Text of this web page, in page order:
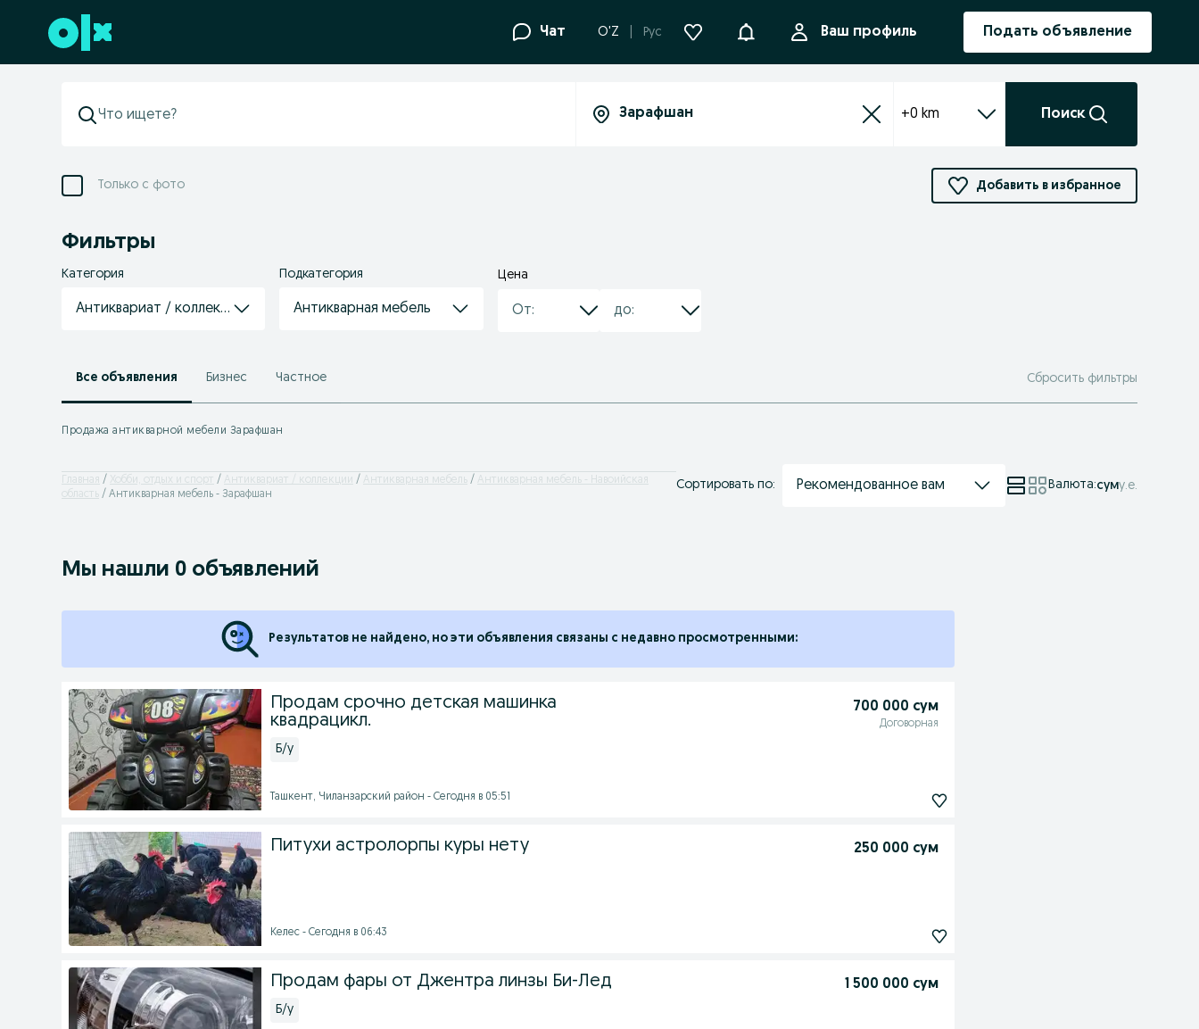
Перейти к нижнему колонтитулу Чат O'Z Рус УведомленияВаш профиль Подать объявление
+0 km Поиск
Только с фото Добавить в избранное
Фильтры
Категория
Антиквариат / коллекции
Подкатегория
Антикварная мебель
Цена
Все объявления Бизнес Частное Сбросить фильтры
Продажа антикварной мебели Зарафшан
Главная Хобби, отдых и спорт Антиквариат / коллекции Антикварная мебель
Антикварная мебель - Навоийская
область
Антикварная мебель - Зарафшан
Сортировать по: Рекомендованное вам Валюта:суму.е.
Мы нашли 0 объявлений
Результатов не найдено, но эти объявления связаны с недавно просмотренными:
Продам срочно детская машинка
квадрацикл.
700 000 сум
Договорная
Б/у
Ташкент, Чиланзарский район - Сегодня в 05:51
Питухи астролорпы куры нету 250 000 сум
Келес - Сегодня в 06:43
Продам фары от Джентра линзы Би-Лед 1 500 000 сум
Б/у